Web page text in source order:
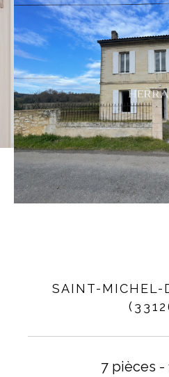
SAINT-MICHEL-
7 pièces -